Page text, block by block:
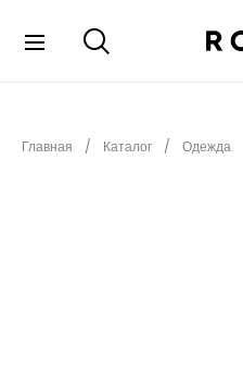
Главная Каталог Одежда